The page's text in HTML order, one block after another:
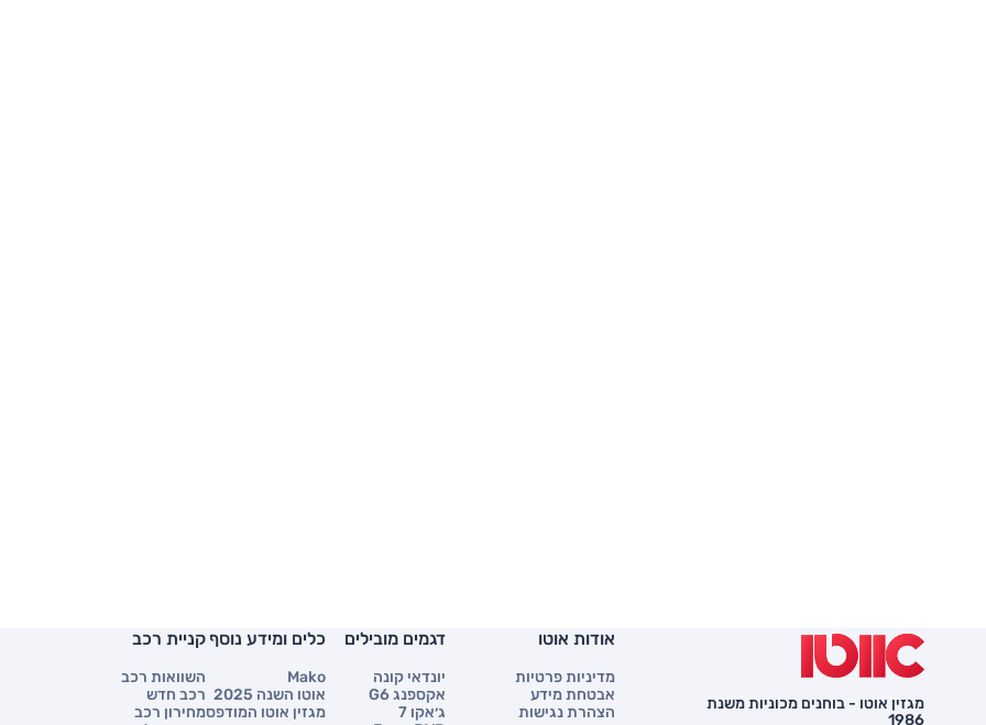
מגזין אוטו - בוחנים מכוניות משנת
1986
אודות אוטו
מדיניות פרטיות
אבטחת מידע
הצהרת נגישות
דגמים מובילים
יונדאי קונה
אקספנג G6
ג׳אקו 7
כלים ומידע נוסף
Mako
אוטו השנה 2025
מגזין אוטו המודפס
קניית רכב
השוואות רכב
רכב חדש
מחירון רכב